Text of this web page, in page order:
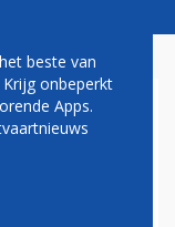
honderden
beste van
onbeperkt
Apps.